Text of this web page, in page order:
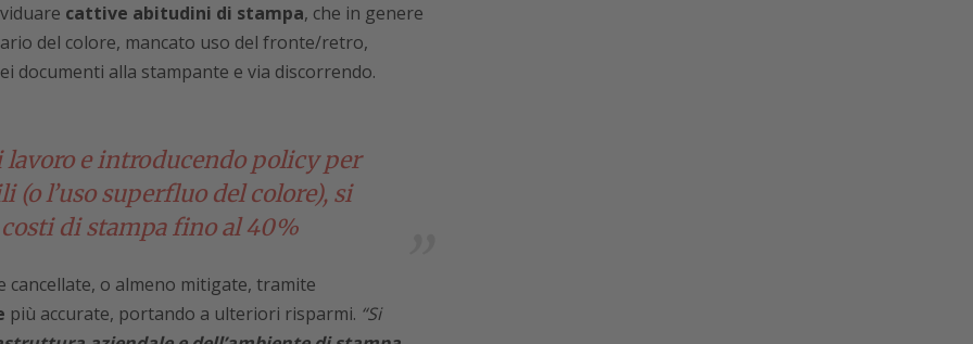
cattive abitudini di stampa, che in genere
del colore, mancato uso del fronte/retro,
documenti alla stampante e via discorrendo.
e introducendo policy per
l’uso superfluo del colore), si
di stampa fino al 40%
o almeno mitigate, tramite
più accurate, portando a ulteriori risparmi. “Si